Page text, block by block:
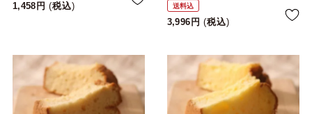
1,458 税込 送料込
3,996 税込